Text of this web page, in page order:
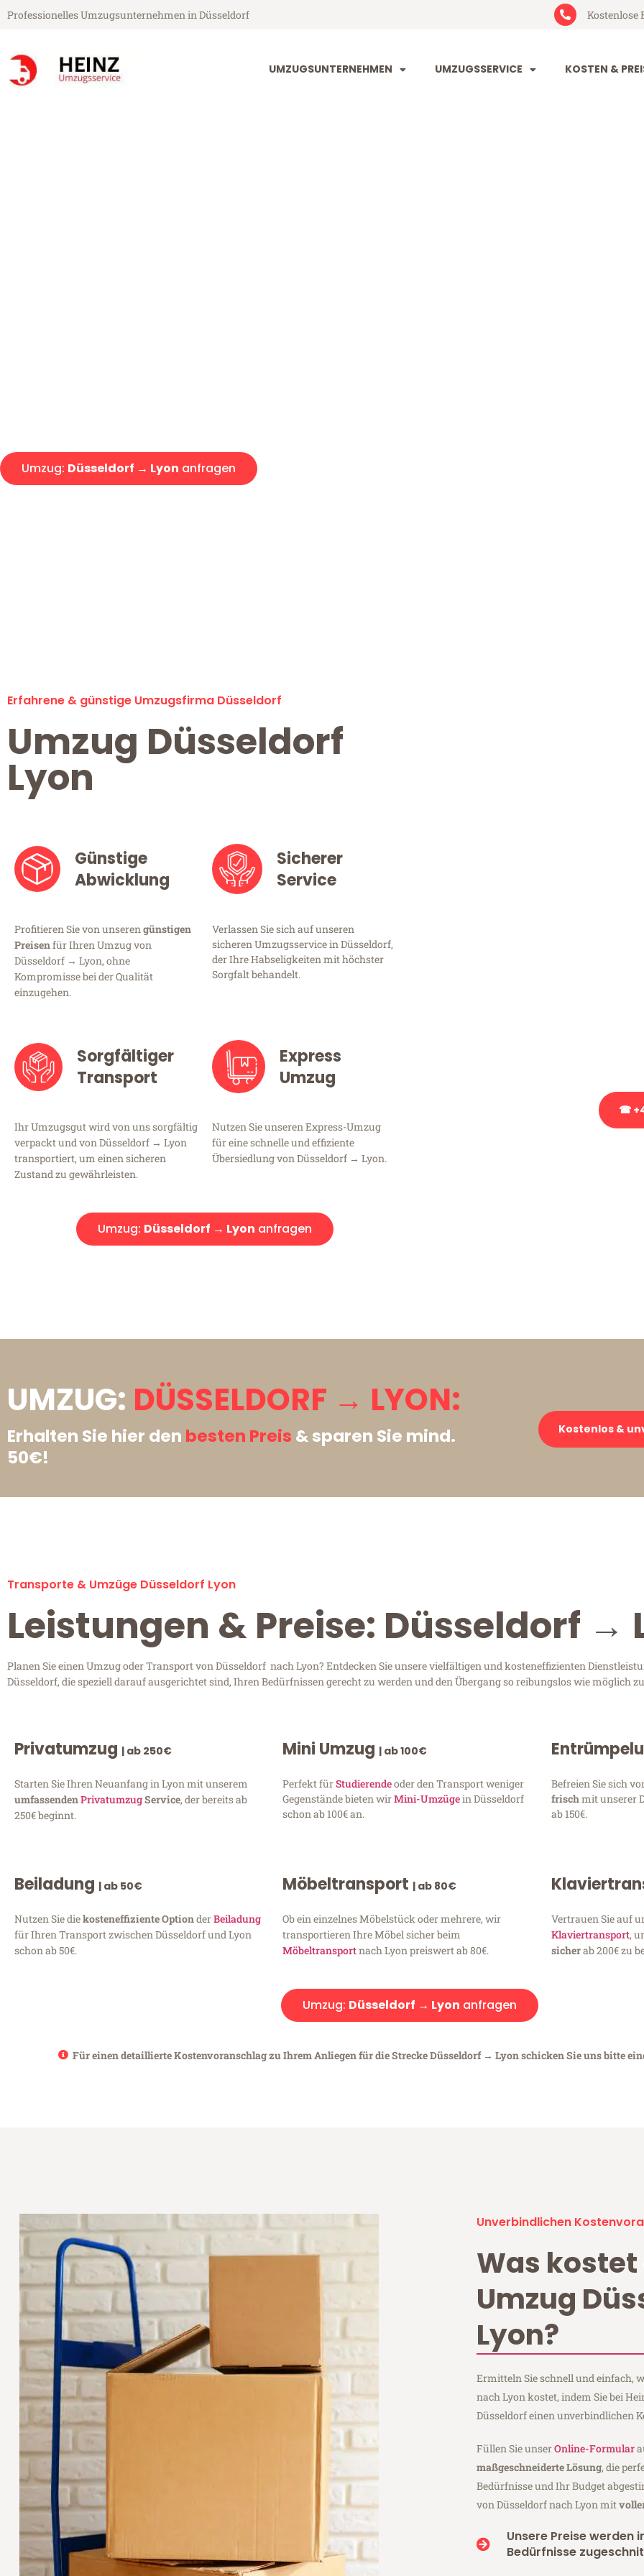
Professionelles Umzugsunternehmen in Düsseldorf Kostenlose
UMZUGSUNTERNEHMEN UMZUGSSERVICE KOSTEN &
Umzug: Düsseldorf → Lyon anfragen
Erfahrene & günstige Umzugsfirma Düsseldorf
Umzug Düsseldorf
Lyon
Günstige
Abwicklung
Profitieren Sie von unserengünstigen
Preisenfür Ihren Umzug von
Düsseldorf → Lyon, ohne
Kompromisse bei der Qualität
einzugehen.
Sicherer
Service
Verlassen Sie sich auf unseren
sicheren Umzugsservice in Düsseldorf,
der Ihre Habseligkeiten mit höchster
Sorgfalt behandelt.
Sorgfältiger
Transport
Ihr Umzugsgut wird von uns sorgfältig
verpackt und von Düsseldorf → Lyon
transportiert, um einen sicheren
Zustand zu gewährleisten.
Express
Umzug
Nutzen Sie unseren Express-Umzug
für eine schnelle und effiziente
Übersiedlung von Düsseldorf → Lyon.
Umzug: Düsseldorf → Lyon anfragen
☎
UMZUG: DÜSSELDORF → LYON:
Erhalten Sie hier den besten Preis & sparen Sie mind.
50€!
Kostenlos &
Transporte & Umzüge Düsseldorf Lyon
Leistungen & Preise: Düsseldorf →
Planen Sie einen Umzug oder Transport von Düsseldorf nach Lyon? Entdecken Sie unsere vielfältigen und kosteneffizienten
Düsseldorf, die speziell darauf ausgerichtet sind, Ihren Bedürfnissen gerecht zu werden und den Übergang so reibungslos wie möglich
Privatumzug | ab 250€
Starten Sie Ihren Neuanfang in Lyon mit unserem
umfassendenPrivatumzugService, der bereits ab
250€ beginnt.
Mini Umzug | ab 100€
Perfekt fürStudierendeoder den Transport weniger
Gegenstände bieten wirMini-Umzügein Düsseldorf
schon ab 100€ an.
Befreien Sie sich
frischmit unserer
ab 150€.
Beiladung | ab 50€
Nutzen Sie diekosteneffiziente OptionderBeiladung
für Ihren Transport zwischen Düsseldorf und Lyon
schon ab 50€.
Möbeltransport | ab 80€
Ob ein einzelnes Möbelstück oder mehrere, wir
transportieren Ihre Möbel sicher beim
Möbeltransportnach Lyon preiswert ab 80€.
Vertrauen Sie auf
Klaviertransport,
sicherab 200€ zu
Umzug: Düsseldorf → Lyon anfragen
Für einen detaillierte Kostenvoranschlag zu Ihrem Anliegen für die Strecke Düsseldorf → Lyon schicken Sie uns bitte
Unverbindlichen
Was kostet
Umzug
Lyon?
Ermitteln Sie schnell und einfach,
nach Lyon kostet, indem Sie bei
Düsseldorf einen unverbindlichen
Füllen Sie unserOnline-Formular
maßgeschneiderte Lösung, die
Bedürfnisse und Ihr Budget
von Düsseldorf nach Lyon mit
Unsere Preise werden
Bedürfnisse